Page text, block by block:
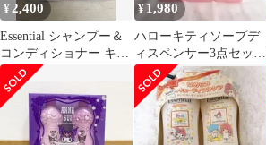
¥ 2,400
Essential シャンプー＆
コンディショナー キテ
ィ マイメロディ サン
リオ
¥ 1,980
ハローキティソープデ
ィスペンサー3点セット
サンリオ シャンプーポ
ンプボトル